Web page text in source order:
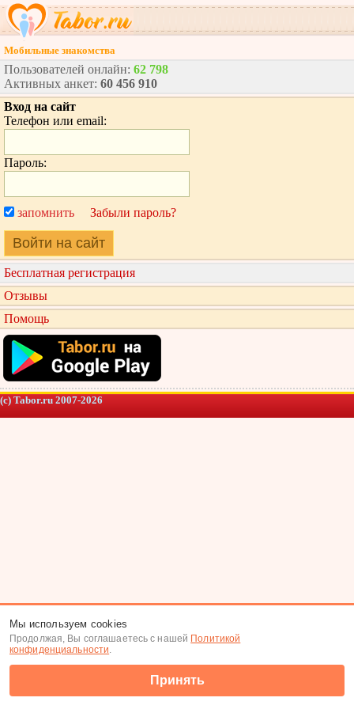
Мобильные знакомства
Пользователей онлайн: 62 798
Активных анкет: 60 456 910
Вход на сайт
Телефон или email:
Пароль:
запомнить Забыли пароль?
Войти на сайт
Бесплатная регистрация
Отзывы
Помощь
(c) Tabor.ru 2007-2026
Мы используем cookies
Продолжая, Вы соглашаетесь с нашей Политикой
конфиденциальности.
Принять